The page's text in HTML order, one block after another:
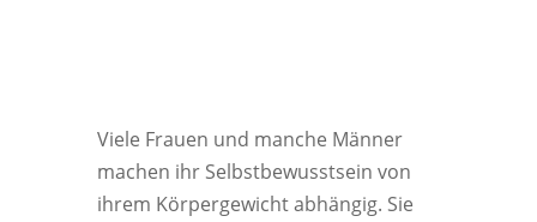
Viele Frauen und manche Männer
machen ihr Selbstbewusstsein von
ihrem Körpergewicht abhängig. Sie